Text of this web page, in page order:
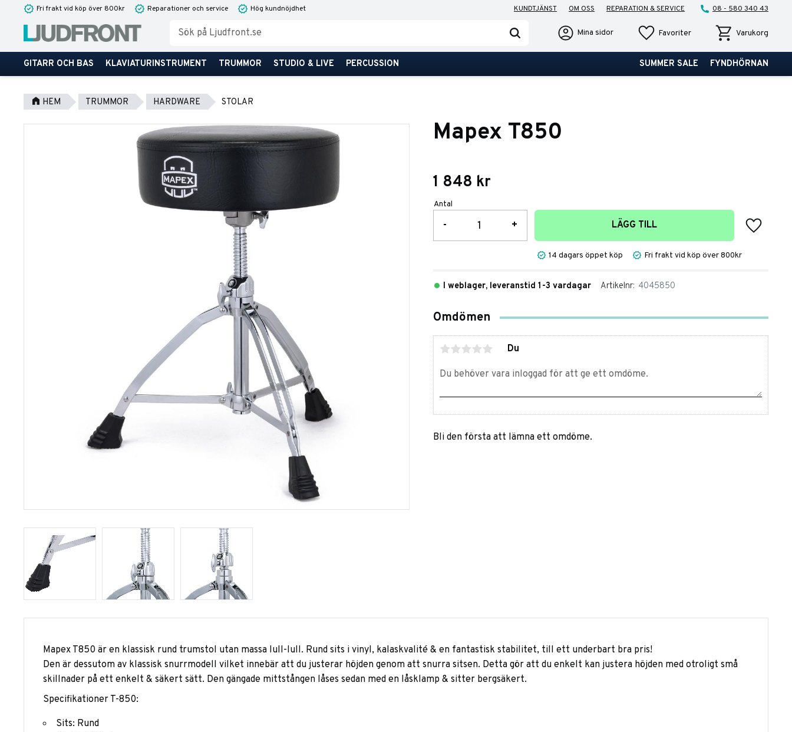
Fri frakt vid köp över 800kr Reparationer och service Hög kundnöjdhet KUNDTJÄNST OM OSS REPARATION & SERVICE 08 - 580 340 43
Mina sidor FavoriterFavoriter KundvagnVarukorg
GITARR OCH BAS KLAVIATURINSTRUMENT TRUMMOR STUDIO & LIVE PERCUSSION SUMMER SALE FYNDHÖRNAN
HEM TRUMMOR HARDWARE STOLAR
Mapex T850
1 848 kr
Antal
+
- LÄGG TILL
Lägg till
14 dagars öppet köp Fri frakt vid köp över 800kr
I weblager, leveranstid 1-3 vardagar Artikelnr 4045850
Omdömen
Du
Bli den första att lämna ett omdöme.
Mapex T850 är en klassisk rund trumstol utan massa lull-lull. Rund sits i vinyl, kalaskvalité & en fantastisk stabilitet, till ett underbart bra pris!
Den är dessutom av klassisk snurrmodell vilket innebär att du justerar höjden genom att snurra sitsen. Detta gör att du enkelt kan justera höjden med otroligt små
skillnader på ett enkelt & säkert sätt. Den gängade mittstången låses sedan med en låsklamp & sitter bergsäkert.
Specifikationer T-850:
Sits: Rund